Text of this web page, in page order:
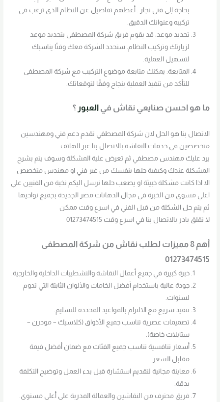
بحاجة إلى فني نجار . أعطهم تفاصيل عن النظام الذي ترغب في
تركيبه وعنوانك الدقيق.
تحديد موعد: قد يقوم فريق شركة المصطفى بتحديد موعد
لزيارتك وتركيب النظام. ستحدد الشركة معك وقتًا يناسبك
لتسهيل العملية.
المتابعة: يمكنك متابعة موضوع التركيب مع شركة المصطفى
للتأكد من تنفيذ العملية بنجاح وفقًا لتوقعاتك.
ما هو احسن صنايعي نقاش فيالعبور ؟
الاتصال بنا هو الحل لان شركة المصطفي تقدم دعم فني ومهندسين
متخصصين في خدمات النقاشة بالاتصال بنا عبر الهاتف
يرد عليك مهندس مصطفي ثم تعرض علية المشكلة وسوف يتم بشرح
المشكلة عندك وكيفية حلها بنفسك من غير فني او مهندس متخصص
الا اذا كانت مشكلة خبيثة او يصعب حلها نرسل اليكم نخبة من الفنيين علي
اعلي مسوي من الخبرة في مجال الدهانات مصر الجديدة بجميع نواحيها
ثم يتم حل الشكلة من قبل الفني في اسرع وقت ممكن
لا تقلق بادر بالاتصال بنا في اسرع وقت 01273474515
أهم 8 مميزات لطلب نقاش من شركة المصطفى
01273474515
خبرة كبيرة في جميع أعمال النقاشة والتشطيبات الداخلية والخارجية.
جودة عالية باستخدام أفضل الخامات والألوان الثابتة التي تدوم
لسنوات.
تنفيذ سريع مع الالتزام بالمواعيد المحددة للتسليم.
تصميمات عصرية تناسب جميع الأذواق (كلاسيك – مودرن –
ستايلات خاصة).
أسعار تنافسية تناسب جميع الفئات مع ضمان أفضل قيمة
مقابل السعر.
معاينة مجانية لتقديم استشارة قبل بدء العمل وتوضيح التكلفة
بدقة.
فريق محترف من النقاشين والعمالة المدربة على أعلى مستوى.